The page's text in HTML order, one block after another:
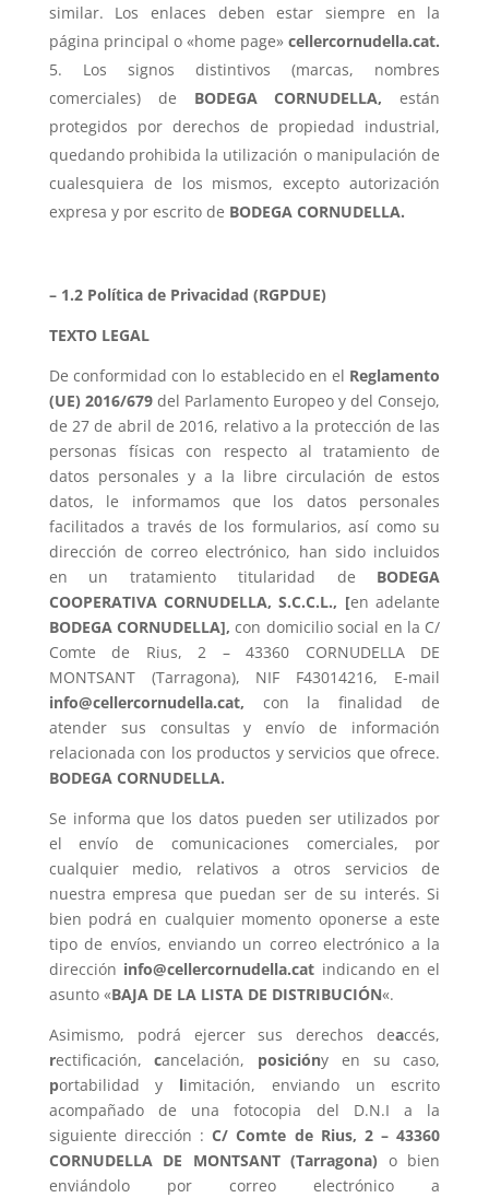
similar. Los enlaces deben estar siempre en la
página principal o «home page» cellercornudella.cat.
Los signos distintivos (marcas, nombres
comerciales) de BODEGA CORNUDELLA, están
protegidos por derechos de propiedad industrial,
quedando prohibida la utilización o manipulación de
cualesquiera de los mismos, excepto autorización
expresa y por escrito de BODEGA CORNUDELLA.
– 1.2 Política de Privacidad (RGPDUE)
TEXTO LEGAL
De conformidad con lo establecido en el Reglamento
(UE) 2016/679del Parlamento Europeo y del Consejo,
de 27 de abril de 2016, relativo a la protección de las
personas físicas con respecto al tratamiento de
datos personales y a la libre circulación de estos
datos, le informamos que los datos personales
facilitados a través de los formularios, así como su
dirección de correo electrónico, han sido incluidos
en un tratamiento titularidad de BODEGA
COOPERATIVA CORNUDELLA, S.C.C.L., [en adelante
BODEGA CORNUDELLA],con domicilio social en la C/
Comte de Rius, 2 – 43360 CORNUDELLA DE
MONTSANT (Tarragona), NIF F43014216, E-mail
info@cellercornudella.cat, con la finalidad de
atender sus consultas y envío de información
relacionada con los productos y servicios que ofrece.
BODEGA CORNUDELLA.
Se informa que los datos pueden ser utilizados por
el envío de comunicaciones comerciales, por
cualquier medio, relativos a otros servicios de
nuestra empresa que puedan ser de su interés. Si
bien podrá en cualquier momento oponerse a este
tipo de envíos, enviando un correo electrónico a la
dirección info@cellercornudella.cat indicando en el
asunto «BAJA DE LA LISTA DE DISTRIBUCIÓN«.
Asimismo, podrá ejercer sus derechos deaccés,
rectificación,cancelación, posicióny en su caso,
portabilidad y limitación, enviando un escrito
acompañado de una fotocopia del D.N.I a la
siguiente dirección :C/ Comte de Rius, 2 – 43360
CORNUDELLA DE MONTSANT (Tarragona) o bien
enviándolo por correo electrónico a